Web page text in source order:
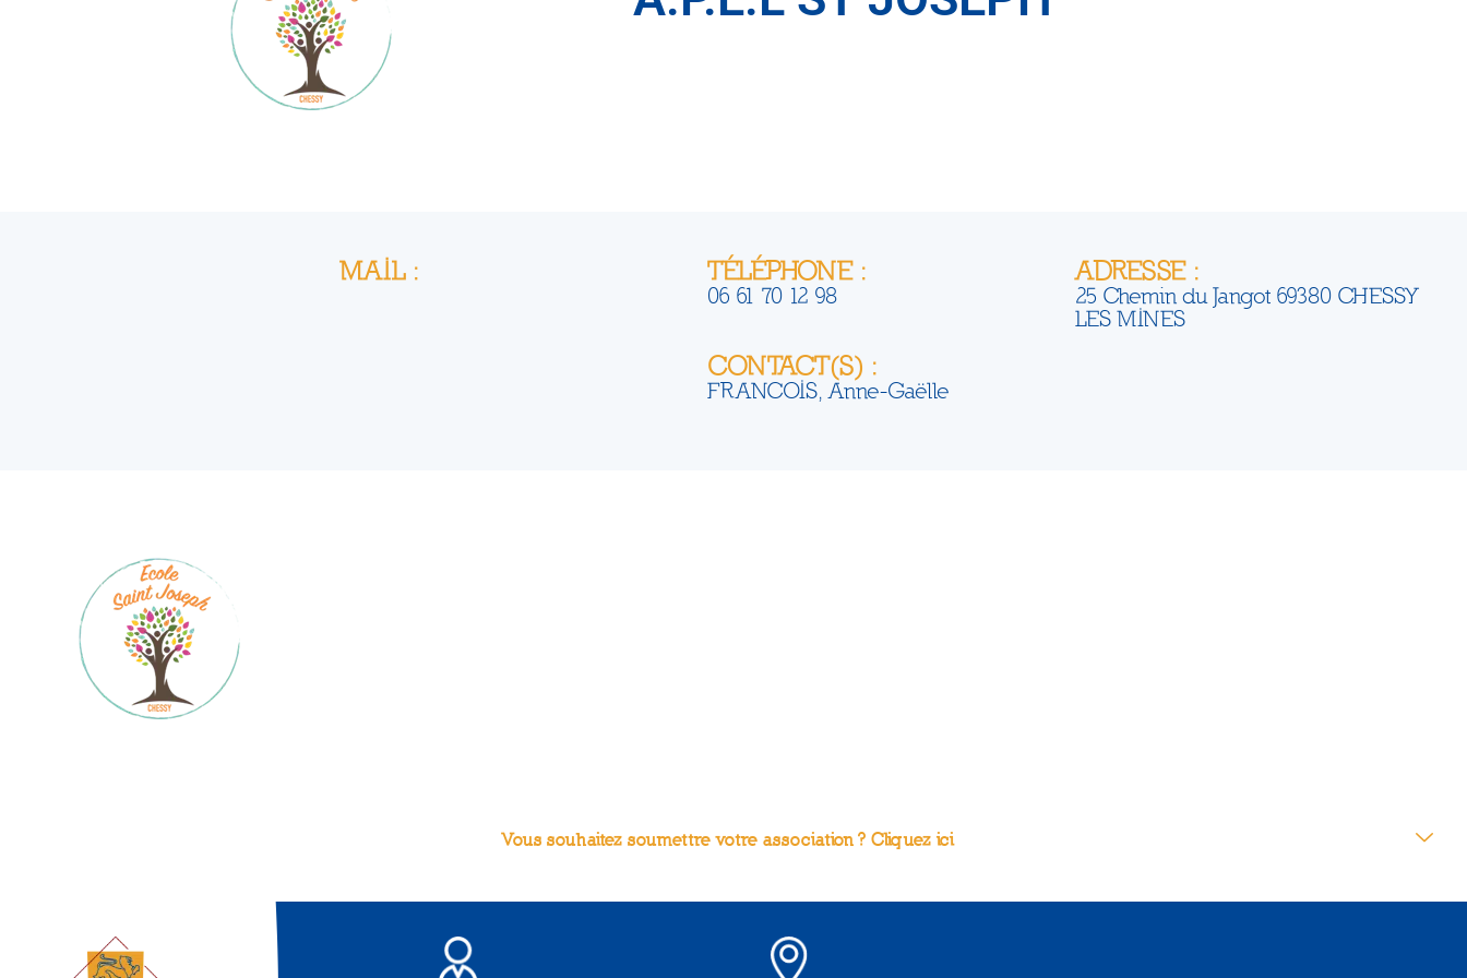
MAIL : TÉLÉPHONE :
06 61 70 12 98
ADRESSE :
25 Chemin du Jangot 69380 CHESSY
LES MINES
CONTACT(S) :
FRANCOIS, Anne-Gaëlle
Vous souhaitez soumettre votre association ? Cliquez ici